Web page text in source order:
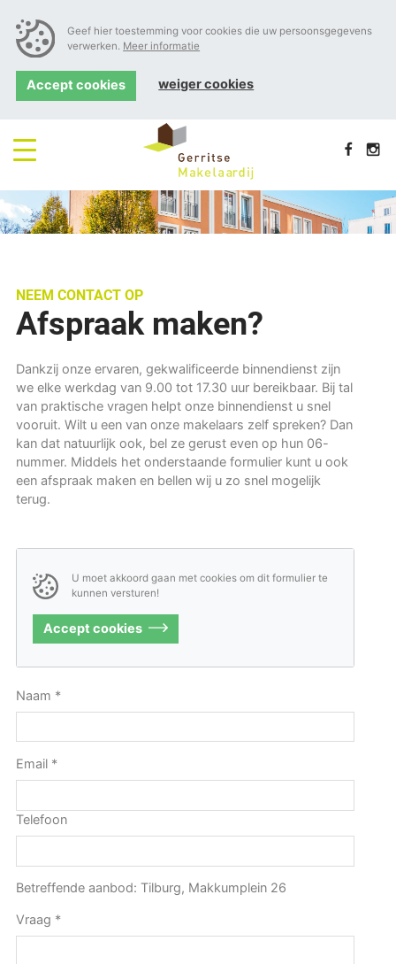
Geef hier toestemming voor cookies die uw persoonsgegevens
verwerken. Meer informatie
Accept cookies weiger cookies
NEEM CONTACT OP
Afspraak maken?
Dankzij onze ervaren, gekwalificeerde binnendienst zijn
we elke werkdag van 9.00 tot 17.30 uur bereikbaar. Bij tal
van praktische vragen helpt onze binnendienst u snel
vooruit. Wilt u een van onze makelaars zelf spreken? Dan
kan dat natuurlijk ook, bel ze gerust even op hun 06-
nummer. Middels het onderstaande formulier kunt u ook
een afspraak maken en bellen wij u zo snel mogelijk
terug.
U moet akkoord gaan met cookies om dit formulier te
kunnen versturen!
Accept cookies
Naam *
Email *
Telefoon
Betreffende aanbod: Tilburg, Makkumplein 26
Vraag *